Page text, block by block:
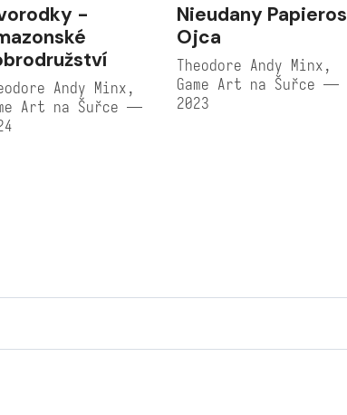
-
Andy Minx,
Art na Šuřce —
Nieudany Papieros
Ojca
Theodore Andy Minx,
Game Art na Šuřce —
2023